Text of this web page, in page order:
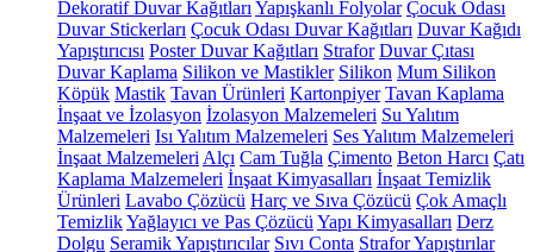
Dekoratif Duvar Kağıtları Yapışkanlı Folyolar Çocuk Odası
Duvar Stickerları Çocuk Odası Duvar Kağıtları Duvar Kağıdı
Yapıştırıcısı Poster Duvar Kağıtları Strafor Duvar Çıtası
Duvar Kaplama Silikon ve Mastikler Silikon Mum Silikon
Köpük Mastik Tavan Ürünleri Kartonpiyer Tavan Kaplama
İnşaat ve İzolasyon İzolasyon Malzemeleri Su Yalıtım
Malzemeleri Isı Yalıtım Malzemeleri Ses Yalıtım Malzemeleri
İnşaat Malzemeleri Alçı Cam Tuğla Çimento Beton Harcı Çatı
Kaplama Malzemeleri İnşaat Kimyasalları İnşaat Temizlik
Ürünleri Lavabo Çözücü Harç ve Sıva Çözücü Çok Amaçlı
TemizlikYağlayıcı ve Pas Çözücü Yapı Kimyasalları Derz
Dolgu Seramik Yapıştırıcılar Sıvı Conta Strafor Yapıştırılar